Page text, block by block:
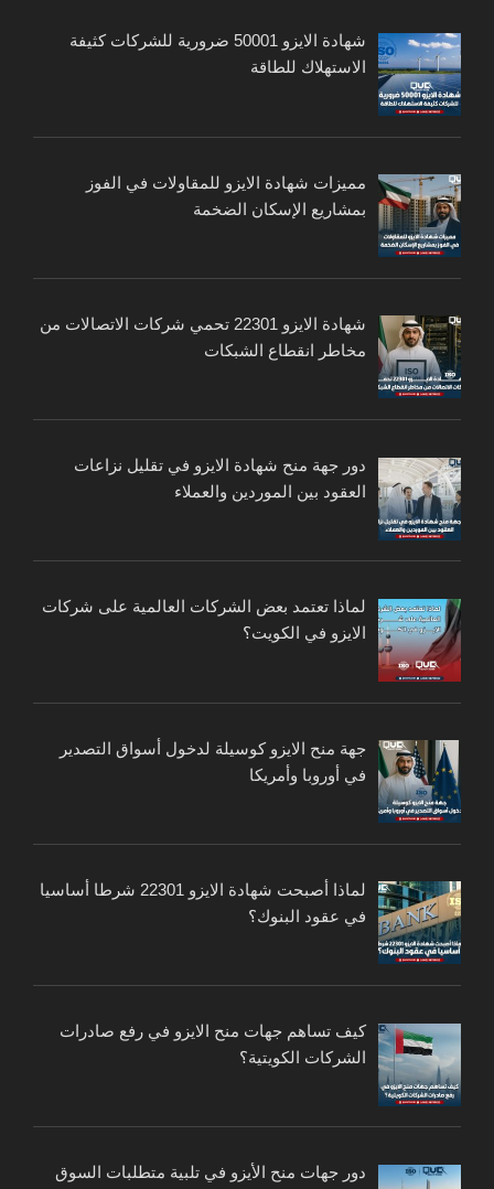
شهادة الايزو 50001 ضرورية للشركات كثيفة
الاستهلاك للطاقة
مميزات شهادة الايزو للمقاولات في الفوز
بمشاريع الإسكان الضخمة
شهادة الايزو 22301 تحمي شركات الاتصالات من
مخاطر انقطاع الشبكات
دور جهة منح شهادة الايزو في تقليل نزاعات
العقود بين الموردين والعملاء
لماذا تعتمد بعض الشركات العالمية على شركات
الايزو في الكويت؟
جهة منح الايزو كوسيلة لدخول أسواق التصدير
في أوروبا وأمريكا
لماذا أصبحت شهادة الايزو 22301 شرطا أساسيا
في عقود البنوك؟
كيف تساهم جهات منح الايزو في رفع صادرات
الشركات الكويتية؟
دور جهات منح الأيزو في تلبية متطلبات السوق